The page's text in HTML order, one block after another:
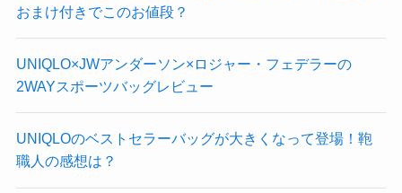
おまけ付きでこのお値段？
UNIQLO×JWアンダーソン×ロジャー・フェデラーの
2WAYスポーツバッグレビュー
​UNIQLOのベストセラーバッグが大きくなって登場！鞄
職人の感想は？